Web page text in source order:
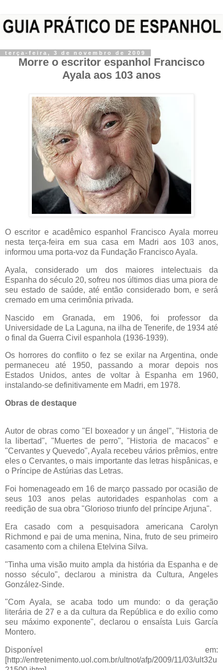
terça-feira, 3 de novembro de 2009
Morre o escritor espanhol Francisco
Ayala aos 103 anos
O escritor e acadêmico espanhol Francisco Ayala morreu
nesta terça-feira em sua casa em Madri aos 103 anos,
informou uma porta-voz da Fundação Francisco Ayala.
Ayala, considerado um dos maiores intelectuais da
Espanha do século 20, sofreu nos últimos dias uma piora de
seu estado de saúde, até então considerado bom, e será
cremado em uma cerimônia privada.
Nascido em Granada, em 1906, foi professor da
Universidade de La Laguna, na ilha de Tenerife, de 1934 até
o final da Guerra Civil espanhola (1936-1939).
Os horrores do conflito o fez se exilar na Argentina, onde
permaneceu até 1950, passando a morar depois nos
Estados Unidos, antes de voltar à Espanha em 1960,
instalando-se definitivamente em Madri, em 1978.
Obras de destaque
Autor de obras como "El boxeador y un ángel", "Historia de
la libertad", "Muertes de perro", "Historia de macacos" e
"Cervantes y Quevedo", Ayala recebeu vários prêmios, entre
eles o Cervantes, o mais importante das letras hispânicas, e
o Príncipe de Astúrias das Letras.
Foi homenageado em 16 de março passado por ocasião de
seus 103 anos pelas autoridades espanholas com a
reedição de sua obra "Glorioso triunfo del príncipe Arjuna".
Era casado com a pesquisadora americana Carolyn
Richmond e pai de uma menina, Nina, fruto de seu primeiro
casamento com a chilena Etelvina Silva.
"Tinha uma visão muito ampla da história da Espanha e de
nosso século", declarou a ministra da Cultura, Angeles
González-Sinde.
"Com Ayala, se acaba todo um mundo: o da geração
literária de 27 e a da cultura da República e do exílio como
seu máximo exponente", declarou o ensaísta Luis García
Montero.
Disponível em:
[http://entretenimento.uol.com.br/ultnot/afp/2009/11/03/ult32u